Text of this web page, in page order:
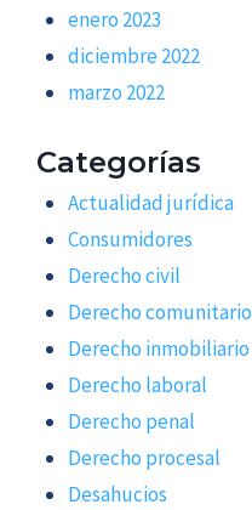
enero 2023
diciembre 2022
marzo 2022
Categorías
Actualidad jurídica
Consumidores
Derecho civil
Derecho comunitario
Derecho inmobiliario
Derecho laboral
Derecho penal
Derecho procesal
Desahucios